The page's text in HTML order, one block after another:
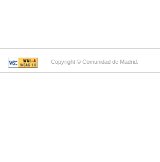
Copyright © Comunidad de Madrid.